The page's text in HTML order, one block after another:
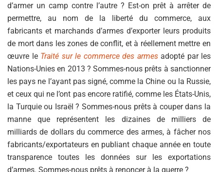
d’armer un camp contre l’autre ? Est-on prêt à arrêter de
permettre, au nom de la liberté du commerce, aux
fabricants et marchands d’armes d’exporter leurs produits
de mort dans les zones de conflit, et à réellement mettre en
œuvre le Traité sur le commerce des armesadopté par les
Nations-Unies en 2013 ? Sommes-nous prêts à sanctionner
les pays ne l’ayant pas signé, comme la Chine ou la Russie,
et ceux qui ne l’ont pas encore ratifié, comme les États-Unis,
la Turquie ou Israël ? Sommes-nous prêts à couper dans la
manne que représentent les dizaines de milliers de
milliards de dollars du commerce des armes, à fâcher nos
fabricants/exportateurs en publiant chaque année en toute
transparence toutes les données sur les exportations
d’armes. Sommes-nous prêts à renoncer à la guerre ?